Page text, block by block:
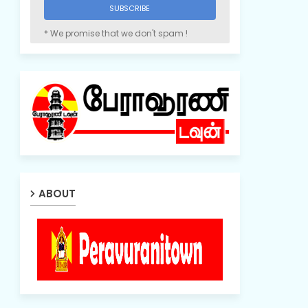
* We promise that we don't spam !
ABOUT